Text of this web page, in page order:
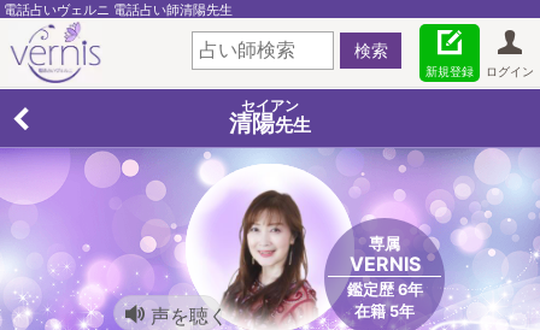
電話占いヴェルニ 電話占い師清陽先生
ログイン
新規登録
セイアン
清陽先生
専属
VERNIS
鑑定歴 6年
在籍 5年
声を聴く